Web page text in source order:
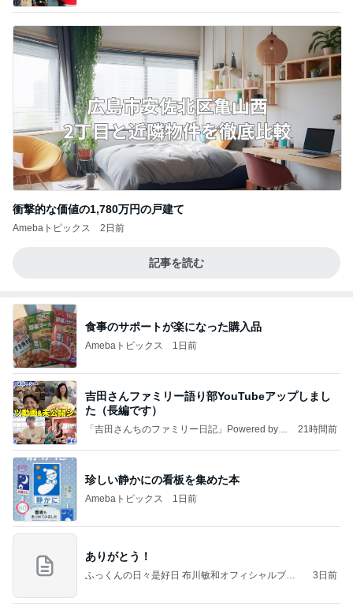
衝撃的な価値の1,780万円の戸建て
Amebaトピックス 2日前
記事を読む
食事のサポートが楽になった購入品
Amebaトピックス 1日前
吉田さんファミリー語り部YouTubeアップしまし
た（長編です）
「吉田さんちのファミリー日記」Powered by A
21時間前
珍しい静かにの看板を集めた本
Amebaトピックス 1日前
ありがとう！
ふっくんの日々是好日 布川敏和オフィシャルブロ
3日前